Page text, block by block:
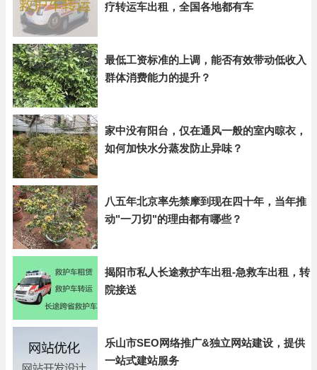
疗转运车出租，全国各地都有车
最低工资标准的上调，能否有效带动低收入
群体消费能力的提升？
家中没有阳台，仅在通风一般的室内晾衣，
如何加快水分蒸发防止异味？
八五年北京率先禁摩到现在四十年，当年推
动"一刀切"的理由都有哪些？
揭阳市私人长途救护车出租-急救车出租，转
院接送
乐山市SEO网络推广&独立网站建设，提供
一站式建站服务